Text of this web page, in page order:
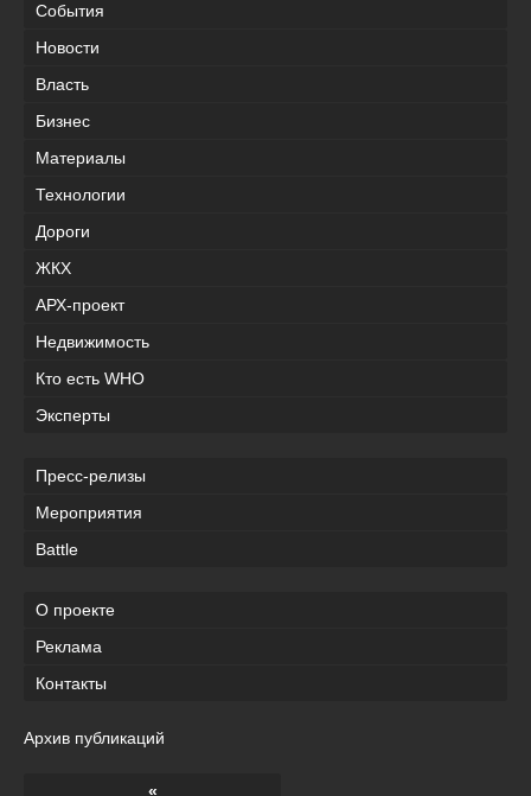
События
Новости
Власть
Бизнес
Материалы
Технологии
Дороги
ЖКХ
АРХ-проект
Недвижимость
Кто есть WHO
Эксперты
Пресс-релизы
Мероприятия
Battle
О проекте
Реклама
Контакты
Архив публикаций
«